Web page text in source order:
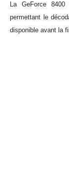
La GeForce
permettant le
disponible avant la